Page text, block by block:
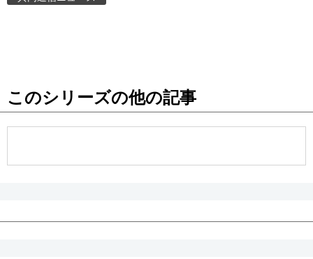
お知らせ
このシリーズの他の記事